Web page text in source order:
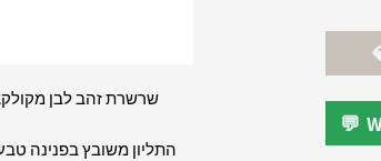
שרשרת זהב לבן
התליון משובץ בפנינה